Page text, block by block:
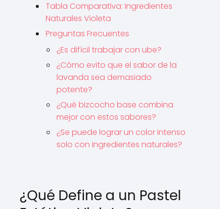
Tabla Comparativa: Ingredientes
Naturales Violeta
Preguntas Frecuentes
¿Es difícil trabajar con ube?
¿Cómo evito que el sabor de la
lavanda sea demasiado
potente?
¿Qué bizcocho base combina
mejor con estos sabores?
¿Se puede lograr un color intenso
solo con ingredientes naturales?
¿Qué Define a un Pastel